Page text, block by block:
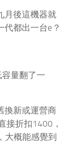
月後這機器就
都出一台e？
量翻了一
換新或運營商
接折扣1400，
大概能感覺到